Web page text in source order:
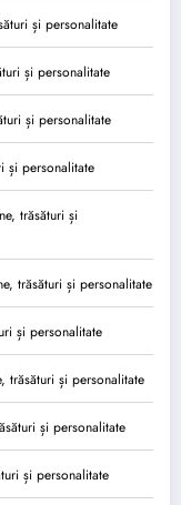
și personalitate
și personalitate
și personalitate
și personalitate
trăsături și
trăsături și personalitate
și personalitate
trăsături și personalitate
și personalitate
și personalitate